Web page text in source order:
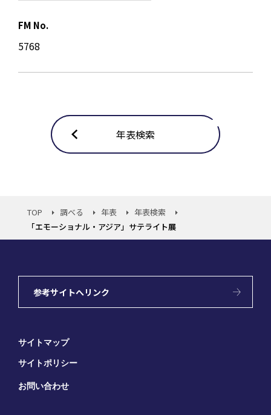
FM No.
5768
年表検索
TOP 調べる 年表
年表検索
「エモーショナル・アジア」サテライト展
参考サイトへリンク
サイトマップ
サイトポリシー
お問い合わせ